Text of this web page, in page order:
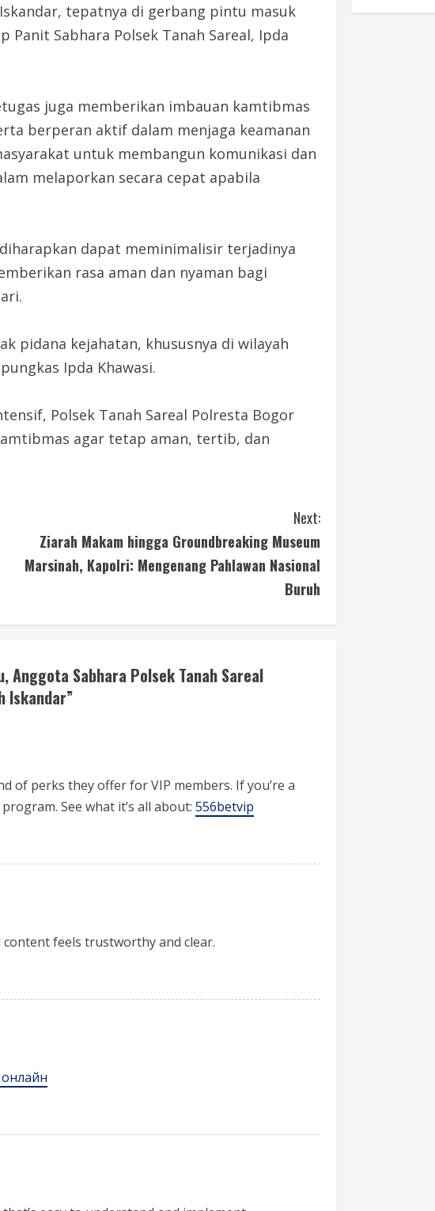
tepatnya di gerbang pintu masuk
Panit Sabhara Polsek Tanah Sareal, Ipda
juga memberikan imbauan kamtibmas
berperan aktif dalam menjaga keamanan
untuk membangun komunikasi dan
melaporkan secara cepat apabila
dapat meminimalisir terjadinya
rasa aman dan nyaman bagi
pidana kejahatan, khususnya di wilayah
Ipda Khawasi.
Polsek Tanah Sareal Polresta Bogor
agar tetap aman, tertib, dan
Next:
Ziarah Makam hingga Groundbreaking Museum
Marsinah, Kapolri: Mengenang Pahlawan Nasional
Buruh
Anggota Sabhara Polsek Tanah Sareal
Iskandar”
of perks they offer for VIP members. If you’re a
See what it’s all about: 556betvip
feels trustworthy and clear.
онлайн